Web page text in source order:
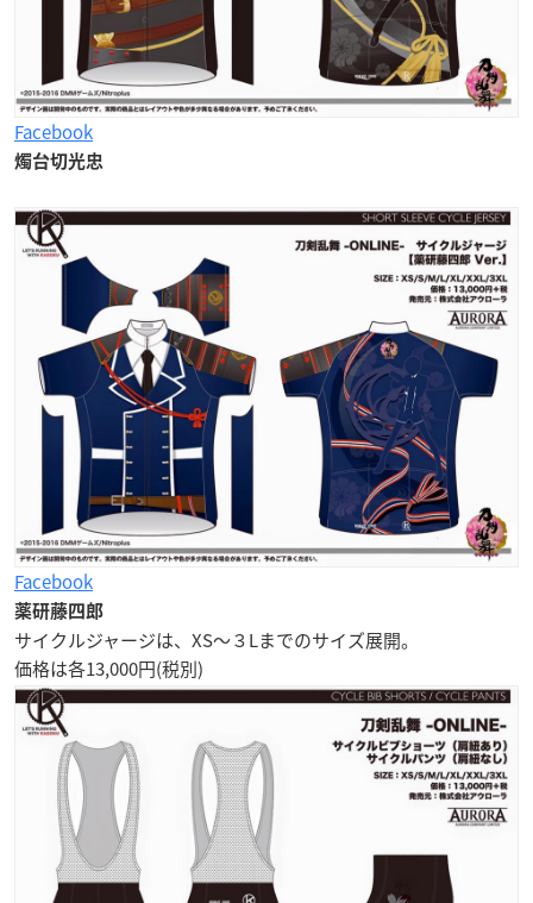
Facebook
燭台切光忠
Facebook
薬研藤四郎
サイクルジャージは、XS〜３Lまでのサイズ展開。
価格は各13,000円(税別)